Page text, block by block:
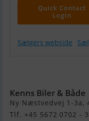
Quick Contact
Login
Sælgers webside
Kenns Biler & Både
Ny Næstvedvej 1-3a,
Tlf. +45 5672 0702 -